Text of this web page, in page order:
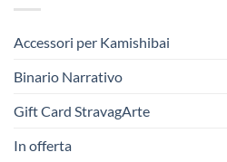
Accessori per Kamishibai
Binario Narrativo
Gift Card StravagArte
In offerta